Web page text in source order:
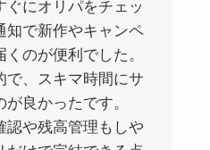
ぐにオリパをチェッ
知で新作やキャンペ
のが便利でした。
で、スキマ時間にサ
が良かったです。
認や残高管理もしや